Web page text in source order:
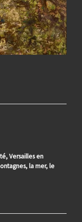
Versailles en
la mer, le